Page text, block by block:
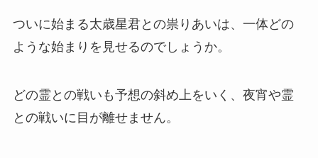
ついに始まる太歳星君との祟りあいは、一体どの
ような始まりを見せるのでしょうか。
どの霊との戦いも予想の斜め上をいく、夜宵や霊
との戦いに目が離せません。